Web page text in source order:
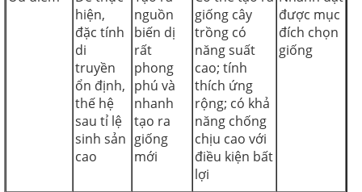
hiện,
đặc tính
di
truyền
ổn định,
thế hệ
sau tỉ lệ
sinh sản
cao
nguồn
biến dị
rất
phong
phú và
nhanh
tạo ra
giống
mới
giống cây
trồng có
năng suất
cao; tính
thích ứng
rộng; có khả
năng chống
chịu cao với
điều kiện bất
lợi
được mục
đích chọn
giống